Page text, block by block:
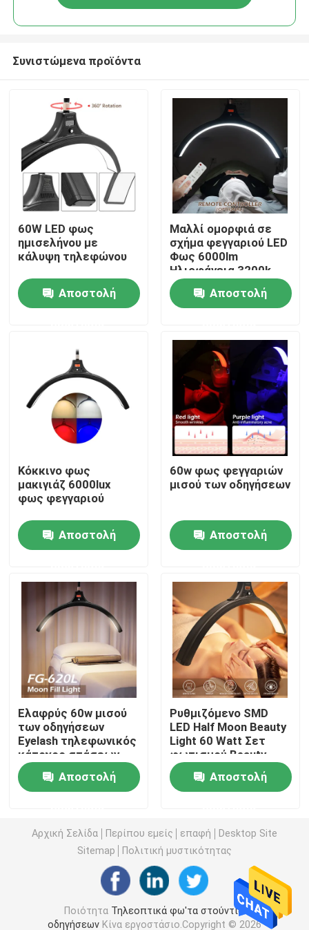
Προϊόντα
Βίντεο
Σχετικά με εμάς
Επισκεψή εργοστασίου
Έλεγχος ποιότητας
Επικοινωνήστε μαζί μας
Ειδήσεις
Τηλεοπτικά φω'τα στούντιο οδηγήσεων
Τηλεοπτικό φως των RGB οδηγήσεων
Φωτογραφία φω'των στούντιο οδηγήσεων
Φω'τα στούντιο των RGB οδηγήσεων
LED Half Moon Light
Φω'τα φωτογραφίας φωτός της ημέρας
Μαλακό φως επιτροπής οδηγήσεων
Φως κινηματογραφικών στούντιο
Συνιστώμενα προϊόντα
60W LED φως
ημισελήνου με
κάλυψη τηλεφώνου
Αποστολή
Μαλλί ομορφιά σε
σχήμα φεγγαριού LED
Φως 6000lm
Ηλιοφάνεια 3200k
6500k
Αποστολή
Κόκκινο φως
μακιγιάζ 6000lux
φως φεγγαριού
Αποστολή
60w φως φεγγαριών
μισού των οδηγήσεων
Αποστολή
Ελαφρύς 60w μισού
των οδηγήσεων
Eyelash τηλεφωνικός
κάτοχος στάσεων
φεγγαριών για τη
δερματοστιξία
Makeup μισός
Αποστολή
Ρυθμιζόμενο SMD
LED Half Moon Beauty
Light 60 Watt Σετ
φωτισμού Beauty
Studio Skin Care Ring
Light
Αποστολή
Αρχική Σελίδα Περίπου εμείς επαφή
Desktop Site
Sitemap
Πολιτική μυστικότητας
Ποιότητα Τηλεοπτικά φω'τα στούντιο
οδηγήσεωνΚίνα εργοστάσιο.Copyright © 2026